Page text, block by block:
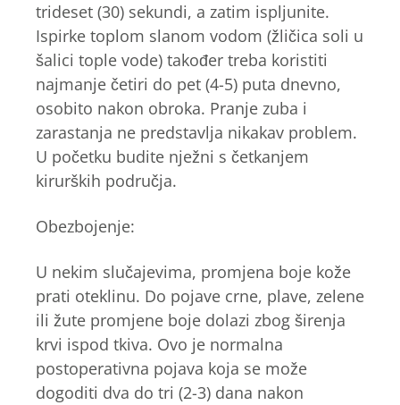
trideset (30) sekundi, a zatim ispljunite.
Ispirke toplom slanom vodom (žličica soli u
šalici tople vode) također treba koristiti
najmanje četiri do pet (4-5) puta dnevno,
osobito nakon obroka. Pranje zuba i
zarastanja ne predstavlja nikakav problem.
U početku budite nježni s četkanjem
kirurških područja.
Obezbojenje:
U nekim slučajevima, promjena boje kože
prati oteklinu. Do pojave crne, plave, zelene
ili žute promjene boje dolazi zbog širenja
krvi ispod tkiva. Ovo je normalna
postoperativna pojava koja se može
dogoditi dva do tri (2-3) dana nakon